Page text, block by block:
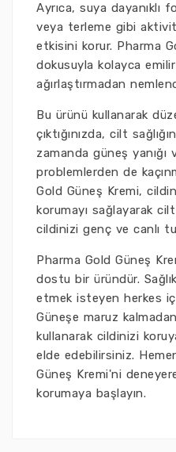
Ayrıca, suya dayanıklı
veya terleme gibi
etkisini korur. Pharma
dokusuyla kolayca
ağırlaştırmadan
Bu ürünü kullanarak
çıktığınızda, cilt
zamanda güneş
problemlerden de
Gold Güneş Kremi,
korumayı sağlayarak
cildinizi genç ve canlı
Pharma Gold Güneş
dostu bir üründür.
etmek isteyen herkes
Güneşe maruz
kullanarak cildinizi
elde edebilirsiniz.
Güneş Kremi'ni
korumaya başlayın.